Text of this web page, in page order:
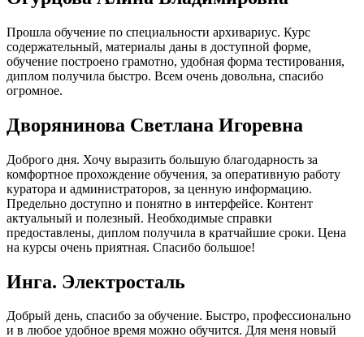
Прошла обучение по специальности архивариус. Курс
содержательный, материалы даны в доступной форме,
обучение построено грамотно, удобная форма тестирования,
диплом получила быстро. Всем очень довольна, спасибо
огромное.
Дворянинова Светлана Игоревна
Доброго дня. Хочу выразить большую благодарность за
комфортное прохождение обучения, за оперативную работу
куратора и администраторов, за ценную информацию.
Предельно доступно и понятно в интерфейсе. Контент
актуальный и полезный. Необходимые справки
предоставлены, диплом получила в кратчайшие сроки. Цена
на курсы очень приятная. Спасибо большое!
Инга. Электросталь
Добрый день, спасибо за обучение. Быстро, профессионально
и в любое удобное время можно обучится. Для меня новый